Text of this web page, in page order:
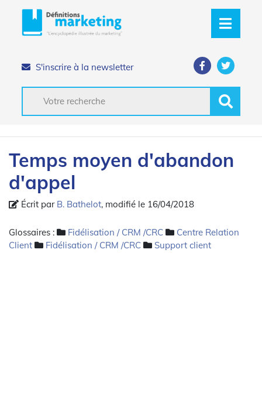
S'inscrire à la newsletter
Temps moyen d'abandon
d'appel
Écrit par B. Bathelot, modifié le 16/04/2018
Glossaires : Fidélisation / CRM /CRC
Centre Relation
Client
Fidélisation / CRM /CRC Support client